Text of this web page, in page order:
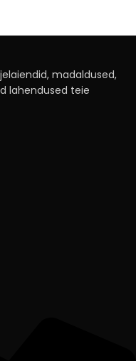
madaldused,
lahendused teie